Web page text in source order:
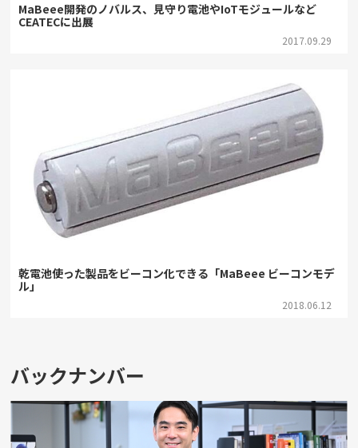
MaBeee開発のノバルス、見守り電池やIoTモジュールなど
CEATECに出展
2017.09.29
乾電池使った製品をビーコン化できる「MaBeee ビーコンモデ
ル」
2018.06.12
バックナンバー